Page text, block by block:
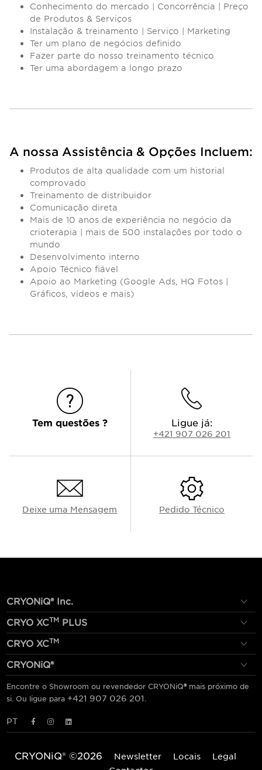
Conhecimento do mercado | Concorrência | Preço
de Produtos & Serviços
Instalação & treinamento | Serviço | Marketing
Ter um plano de negócios definido
Fazer parte do nosso treinamento técnico
Ter uma abordagem a longo prazo
A nossa Assistência & Opções Incluem:
Produtos de alta qualidade com um historial
comprovado
Treinamento de distribuidor
Comunicação direta
Mais de 10 anos de experiência no negócio da
crioterapia | mais de 500 instalações por todo o
mundo
Desenvolvimento interno
Apoio Técnico fiável
Apoio ao Marketing (Google Ads, HQ Fotos |
Gráficos, vídeos e mais)
Tem questões ? Ligue já:
+421 907 026 201
Deixe uma Mensagem Pedido Técnico
CRYONiQ® Inc.
CRYO XCTM PLUS
CRYO XCTM
CRYONiQ®
Encontre o Showroom ou revendedor CRYONiQ® mais próximo de
si. Ou ligue para +421 907 026 201
PT
Obter Newsletter Locais Legal Contactos
CRYONiQ® ©2026 Newsletter Locais
Legal